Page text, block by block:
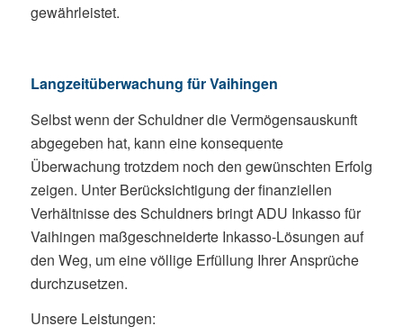
gewährleistet.
Langzeitüberwachung für Vaihingen
Selbst wenn der Schuldner die Vermögensauskunft
abgegeben hat, kann eine konsequente
Überwachung trotzdem noch den gewünschten Erfolg
zeigen. Unter Berücksichtigung der finanziellen
Verhältnisse des Schuldners bringt ADU Inkasso für
Vaihingen maßgeschneiderte Inkasso-Lösungen auf
den Weg, um eine völlige Erfüllung Ihrer Ansprüche
durchzusetzen.
Unsere Leistungen: